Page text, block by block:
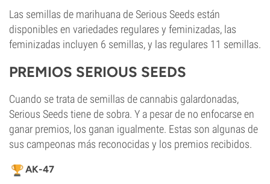
Las semillas de marihuana de Serious Seeds están
disponibles en variedades regulares y feminizadas, las
feminizadas incluyen 6 semillas, y las regulares 11 semillas.
PREMIOS SERIOUS SEEDS
Cuando se trata de semillas de cannabis galardonadas,
Serious Seeds tiene de sobra. Y a pesar de no enfocarse en
ganar premios, los ganan igualmente. Estas son algunas de
sus campeonas más reconocidas y los premios recibidos.
AK-47